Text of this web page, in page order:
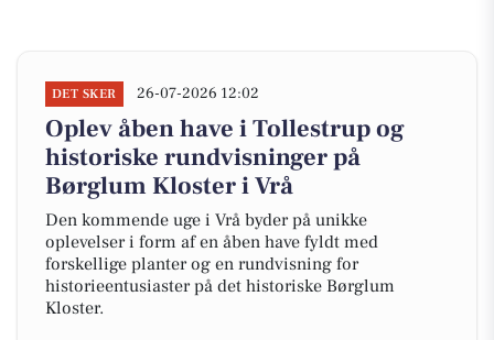
DET SKER 26-07-2026 12:02
Oplev åben have i Tollestrup og
historiske rundvisninger på
Børglum Kloster i Vrå
Den kommende uge i Vrå byder på unikke
oplevelser i form af en åben have fyldt med
forskellige planter og en rundvisning for
historieentusiaster på det historiske Børglum
Kloster.